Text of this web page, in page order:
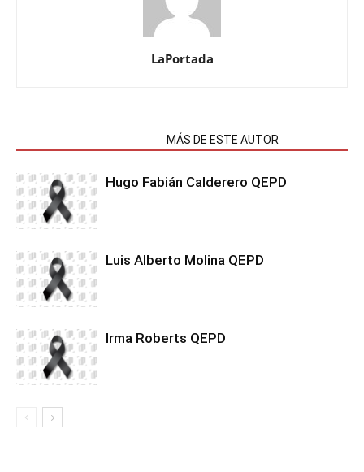
LaPortada
MÁS DE ESTE AUTOR
Hugo Fabián Calderero QEPD
Luis Alberto Molina QEPD
Irma Roberts QEPD